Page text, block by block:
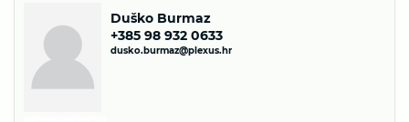
Duško Burmaz
+385 98 932 0633
dusko.burmaz@plexus.hr